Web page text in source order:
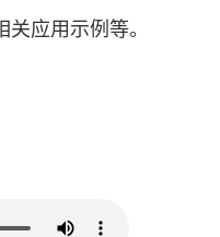
应用示例等。